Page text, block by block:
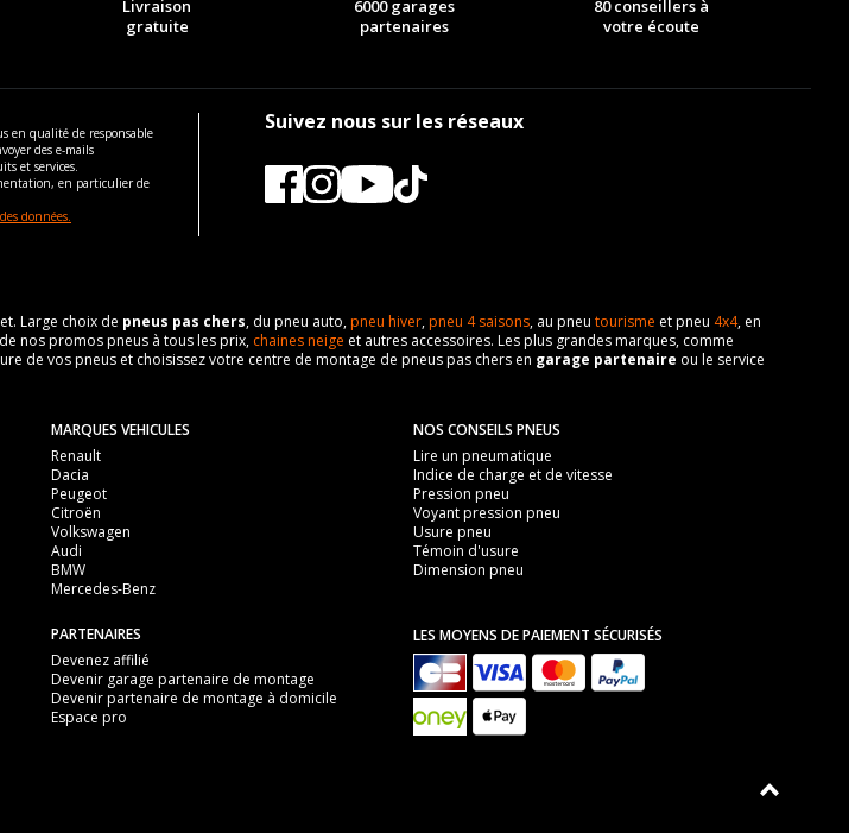
Livraison
gratuite
6000 garages
partenaires
80 conseillers à
votre écoute
en qualité de responsable
des e-mails
et services.
en particulier de
données.
Suivez nous sur les réseaux
Large choix de pneus pas chers, du pneu auto,pneu hiver,pneu 4 saisons, au pneu tourisme et pneu 4x4, en
nos promos pneus à tous les prix, chaines neige et autres accessoires. Les plus grandes marques, comme
de vos pneus et choisissez votre centre de montage de pneus pas chers en garage partenaire ou le service
MARQUES VEHICULES
Renault
Dacia
Peugeot
Citroën
Volkswagen
Audi
BMW
Mercedes-Benz
NOS CONSEILS PNEUS
Lire un pneumatique
Indice de charge et de vitesse
Pression pneu
Voyant pression pneu
Usure pneu
Témoin d'usure
Dimension pneu
PARTENAIRES
Devenez affilié
Devenir garage partenaire de montage
Devenir partenaire de montage à domicile
Espace pro
LES MOYENS DE PAIEMENT SÉCURISÉS